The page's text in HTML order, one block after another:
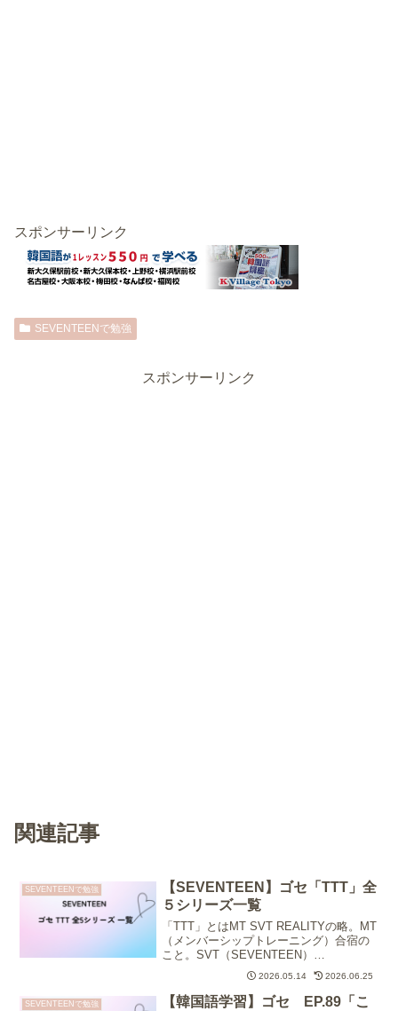
スポンサーリンク
SEVENTEENで勉強
スポンサーリンク
関連記事
SEVENTEENで勉強
【SEVENTEEN】ゴセ「TTT」全
５シリーズ一覧
「TTT」とはMT SVT REALITYの略。MT
（メンバーシップトレーニング）合宿の
こと。SVT（SEVENTEEN）
REALITY（リアリティ）つまり、リアル
なセブチが見れちゃうのが「TTT」で
す。
2026.05.14 2026.06.25
SEVENTEENで勉強
【韓国語学習】ゴセ EP.89「こ